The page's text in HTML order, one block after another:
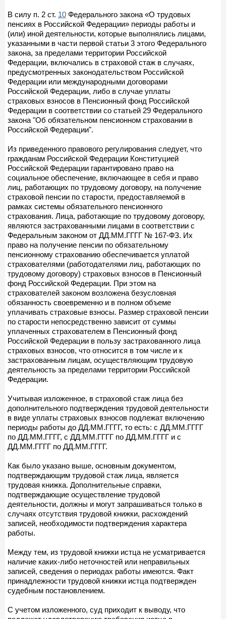
В силу п. 2 ст. 10 Федерального закона «О трудовых
пенсиях в Российской Федерации» периоды работы и
(или) иной деятельности, которые выполнялись лицами,
указанными в части первой статьи 3 этого Федерального
закона, за пределами территории Российской
Федерации, включались в страховой стаж в случаях,
предусмотренных законодательством Российской
Федерации или международными договорами
Российской Федерации, либо в случае уплаты
страховых взносов в Пенсионный фонд Российской
Федерации в соответствии со статьей 29 Федерального
закона "Об обязательном пенсионном страховании в
Российской Федерации".
Из приведенного правового регулирования следует, что
гражданам Российской Федерации Конституцией
Российской Федерации гарантировано право на
социальное обеспечение, включающее в себя и право
лиц, работающих по трудовому договору, на получение
страховой пенсии по старости, предоставляемой в
рамках системы обязательного пенсионного
страхования. Лица, работающие по трудовому договору,
являются застрахованными лицами в соответствии с
Федеральным законом от ДД.ММ.ГГГГ № 167-ФЗ. Их
право на получение пенсии по обязательному
пенсионному страхованию обеспечивается уплатой
страхователями (работодателями лиц, работающих по
трудовому договору) страховых взносов в Пенсионный
фонд Российской Федерации. При этом на
страхователей законом возложена безусловная
обязанность своевременно и в полном объеме
уплачивать страховые взносы. Размер страховой пенсии
по старости непосредственно зависит от суммы
уплаченных страхователем в Пенсионный фонд
Российской Федерации в пользу застрахованного лица
страховых взносов, что относится в том числе и к
застрахованным лицам, осуществляющим трудовую
деятельность за пределами территории Российской
Федерации.
Учитывая изложенное, в страховой стаж лица без
дополнительного подтверждения трудовой деятельности
в виде уплаты страховых взносов подлежат включению
периоды работы до ДД.ММ.ГГГГ, то есть: с ДД.ММ.ГГГГ
по ДД.ММ.ГГГГ, с ДД.ММ.ГГГГ по ДД.ММ.ГГГГ и с
ДД.ММ.ГГГГ по ДД.ММ.ГГГГ.
Как было указано выше, основным документом,
подтверждающим трудовой стаж лица, является
трудовая книжка. Дополнительные справки,
подтверждающие осуществление трудовой
деятельности, должны и могут запрашиваться только в
случаях отсутствия трудовой книжки, расхождений
записей, необходимости подтверждения характера
работы.
Между тем, из трудовой книжки истца не усматривается
наличие каких-либо неточностей или неправильных
записей, сведения о периодах работы имеются. Факт
принадлежности трудовой книжки истца подтвержден
судебным постановлением.
С учетом изложенного, суд приходит к выводу, что